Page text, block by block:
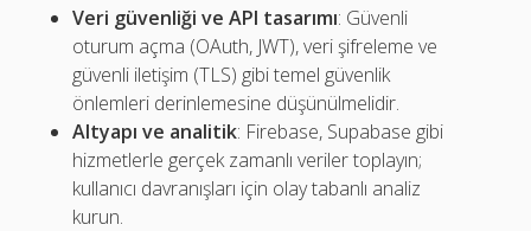
Veri güvenliği ve API tasarımı: Güvenli
oturum açma (OAuth, JWT), veri şifreleme ve
güvenli iletişim (TLS) gibi temel güvenlik
önlemleri derinlemesine düşünülmelidir.
Altyapı ve analitik: Firebase, Supabase gibi
hizmetlerle gerçek zamanlı veriler toplayın;
kullanıcı davranışları için olay tabanlı analiz
kurun.